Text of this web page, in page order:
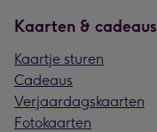
Kaarten & cadeaus
Kaartje sturen
Cadeaus
Verjaardagskaarten
Fotokaarten